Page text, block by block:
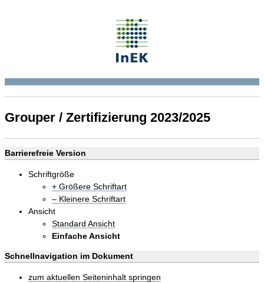
Grouper / Zertifizierung 2023/2025
Barrierefreie Version
Schriftgröße
+ Größere Schriftart
– Kleinere Schriftart
Ansicht
Standard Ansicht
Einfache Ansicht
Schnellnavigation im Dokument
zum aktuellen Seiteninhalt springen